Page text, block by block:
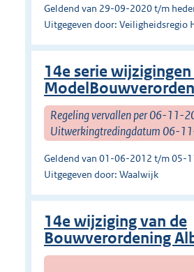
Geldend van 29-09-2020 t/m
Uitgegeven door: Veiligheidsregio
14e serie
Regeling vervallen per 06-11-
Uitwerkingtredingdatum 06-
Geldend van 01-06-2012 t/m 05-
Uitgegeven door: Waalwijk
14e wijziging van de
Bouwverordening